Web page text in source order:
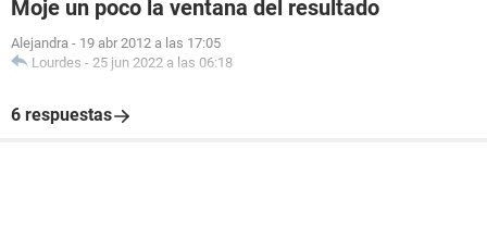
Moje un poco la ventana del resultado
Alejandra - 19 abr 2012 a las 17:05
Lourdes - 25 jun 2022 a las 06:18
6 respuestas